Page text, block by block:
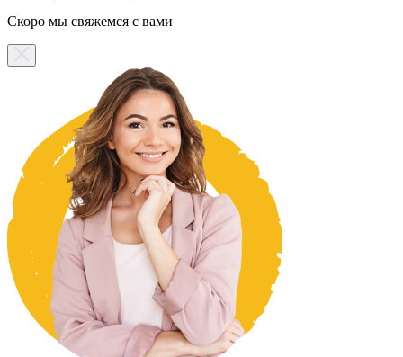
Скоро мы свяжемся с вами